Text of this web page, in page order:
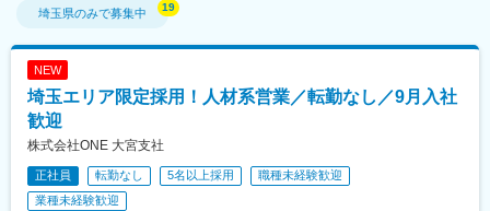
埼玉県のみで募集中
NEW
埼玉エリア限定採用！人材系営業／転勤なし／9月入社
歓迎
株式会社ONE 大宮支社
正社員 転勤なし 5名以上採用
職種未経験歓迎
業種未経験歓迎